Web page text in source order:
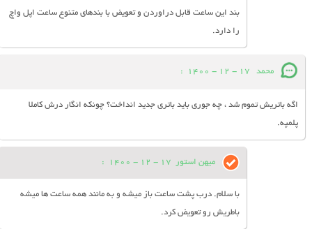
بند این ساعت قابل دراوردن و تعویض با بندهای متنوع ساعت اپل واچ
را دارد.
محمد 17 - 12 - 1400
:
اگه باتریش تموم شد ، چه جوری باید باتری جدید انداخت؟ چونکه انگار درش کاملا
پلمپه.
میهن استور 17 - 12 - 1400
:
با سلام. درب پشت ساعت باز میشه و به مانند همه ساعت ها میشه
باطریش رو تعویض کرد.